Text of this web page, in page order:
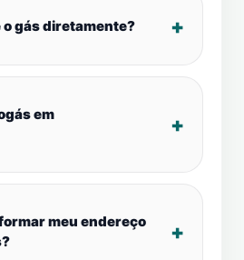
gás diretamente?
em
meu endereço